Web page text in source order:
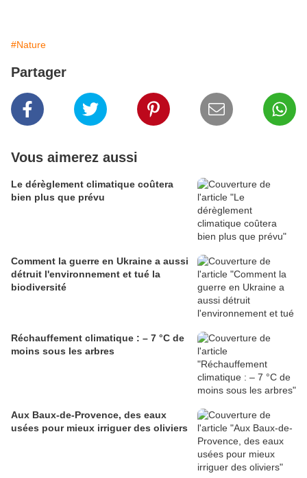
#Nature
Partager
Vous aimerez aussi
Le dérèglement climatique coûtera
bien plus que prévu
Comment la guerre en Ukraine a aussi
détruit l'environnement et tué la
biodiversité
Réchauffement climatique : – 7 °C de
moins sous les arbres
Aux Baux-de-Provence, des eaux
usées pour mieux irriguer des oliviers